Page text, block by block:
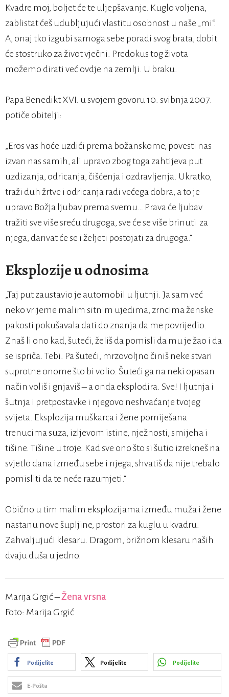
Kvadre moj, boljet će te uljepšavanje. Kuglo voljena,
zablistat ćeš udubljujući vlastitu osobnost u naše „mi“.
A, onaj tko izgubi samoga sebe poradi svog brata, dobit
će stostruko za život vječni. Predokus tog života
možemo dirati već ovdje na zemlji. U braku.
Papa Benedikt XVI. u svojem govoru 10. svibnja 2007.
potiče obitelji:
„Eros vas hoće uzdići prema božanskome, povesti nas
izvan nas samih, ali upravo zbog toga zahtijeva put
uzdizanja, odricanja, čišćenja i ozdravljenja. Ukratko,
traži duh žrtve i odricanja radi većega dobra, a to je
upravo Božja ljubav prema svemu… Prava će ljubav
tražiti sve više sreću drugoga, sve će se više brinuti za
njega, darivat će se i željeti postojati za drugoga.“
Eksplozije u odnosima
„Taj put zaustavio je automobil u ljutnji. Ja sam već
neko vrijeme malim sitnim ujedima, zrncima ženske
pakosti pokušavala dati do znanja da me povrijedio.
Znaš li ono kad, šuteći, želiš da pomisli da mu je žao i da
se ispriča. Tebi. Pa šuteći, mrzovoljno činiš neke stvari
suprotne onome što bi volio. Šuteći ga na neki opasan
način voliš i gnjaviš – a onda eksplodira. Sve! I ljutnja i
šutnja i pretpostavke i njegovo neshvaćanje tvojeg
svijeta. Eksplozija muškarca i žene pomiješana
trenucima suza, izljevom istine, nježnosti, smijeha i
tišine. Tišine u troje. Kad sve ono što si šutio izrekneš na
svjetlo dana između sebe i njega, shvatiš da nije trebalo
pomisliti da te neće razumjeti.“
Obično u tim malim eksplozijama između muža i žene
nastanu nove šupljine, prostori za kuglu u kvadru.
Zahvaljujući klesaru. Dragom, brižnom klesaru naših
dvaju duša u jedno.
Marija Grgić –Žena vrsna
Foto: Marija Grgić
Podijelite Podijelite Podijelite
E-Pošta